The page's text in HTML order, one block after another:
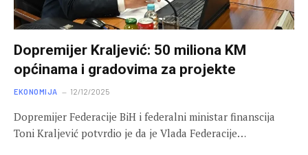
Dopremijer Kraljević: 50 miliona KM
općinama i gradovima za projekte
EKONOMIJA 12/12/2025
Dopremijer Federacije BiH i federalni ministar finanscija
Toni Kraljević potvrdio je da je Vlada Federacije…